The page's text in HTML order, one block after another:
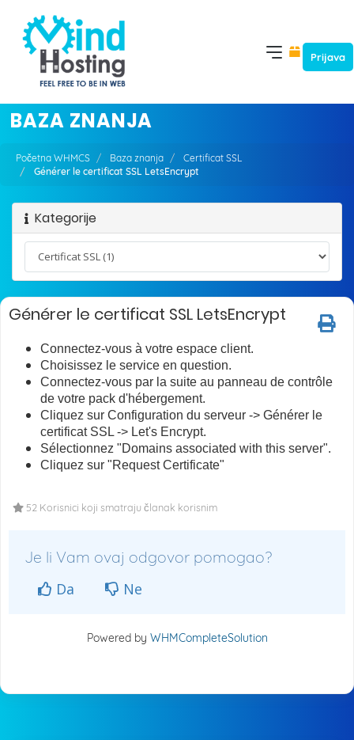
Prijava
BAZA ZNANJA
Početna WHMCS Baza znanja
Certificat SSL
Générer le certificat SSL LetsEncrypt
Kategorije
Générer le certificat SSL LetsEncrypt
Connectez-vous à votre espace client.
Choisissez le service en question.
Connectez-vous par la suite au panneau de contrôle
de votre pack d'hébergement.
Cliquez sur Configuration du serveur -> Générer le
certificat SSL -> Let's Encrypt.
Sélectionnez "Domains associated with this server".
Cliquez sur "Request Certificate"
52 Korisnici koji smatraju članak korisnim
Je li Vam ovaj odgovor pomogao?
Da Ne
Powered by WHMCompleteSolution